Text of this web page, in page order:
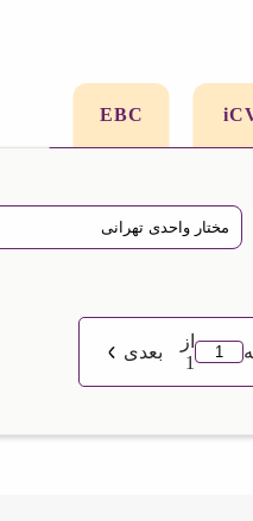
EBC
از
1
بعدی